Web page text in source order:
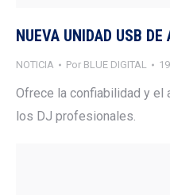
NUEVA UNIDAD USB
NOTICIA Por BLUE DIGITAL
Ofrece la confiabilidad y el
los DJ profesionales.